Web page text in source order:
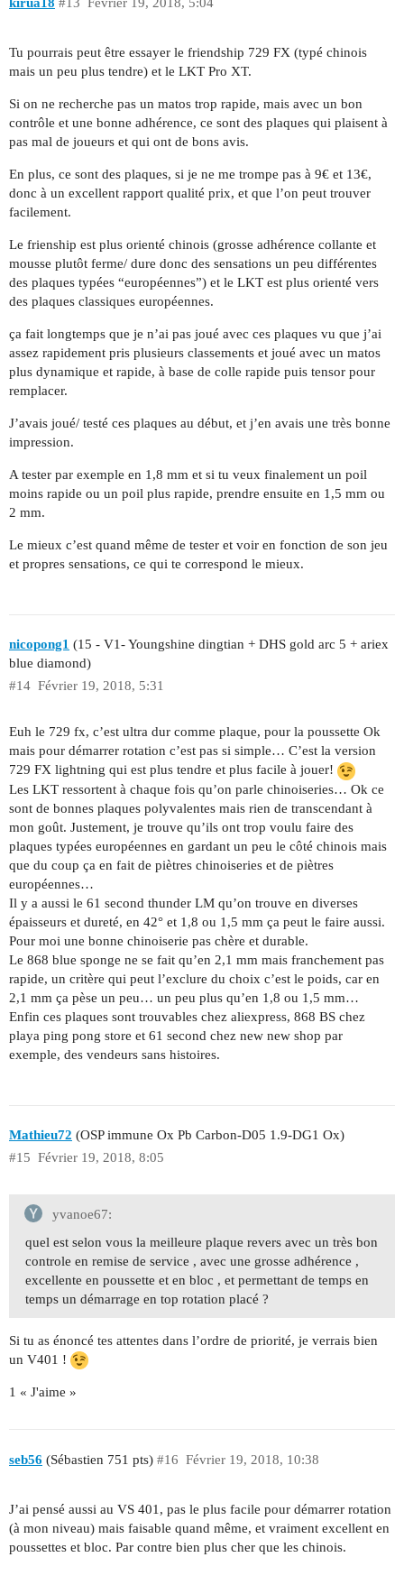
Tu pourrais peut être essayer le friendship 729 FX (typé chinois
mais un peu plus tendre) et le LKT Pro XT.
Si on ne recherche pas un matos trop rapide, mais avec un bon
contrôle et une bonne adhérence, ce sont des plaques qui plaisent à
pas mal de joueurs et qui ont de bons avis.
En plus, ce sont des plaques, si je ne me trompe pas à 9€ et 13€,
donc à un excellent rapport qualité prix, et que l’on peut trouver
facilement.
Le frienship est plus orienté chinois (grosse adhérence collante et
mousse plutôt ferme/ dure donc des sensations un peu différentes
des plaques typées “européennes”) et le LKT est plus orienté vers
des plaques classiques européennes.
ça fait longtemps que je n’ai pas joué avec ces plaques vu que j’ai
assez rapidement pris plusieurs classements et joué avec un matos
plus dynamique et rapide, à base de colle rapide puis tensor pour
remplacer.
J’avais joué/ testé ces plaques au début, et j’en avais une très bonne
impression.
A tester par exemple en 1,8 mm et si tu veux finalement un poil
moins rapide ou un poil plus rapide, prendre ensuite en 1,5 mm ou
2 mm.
Le mieux c’est quand même de tester et voir en fonction de son jeu
et propres sensations, ce qui te correspond le mieux.
nicopong1 (15 - V1- Youngshine dingtian + DHS gold arc 5 + ariex
blue diamond)
Février 19, 2018, 5:31
#14
Euh le 729 fx, c’est ultra dur comme plaque, pour la poussette Ok
mais pour démarrer rotation c’est pas si simple… C’est la version
729 FX lightning qui est plus tendre et plus facile à jouer!
Les LKT ressortent à chaque fois qu’on parle chinoiseries… Ok ce
sont de bonnes plaques polyvalentes mais rien de transcendant à
mon goût. Justement, je trouve qu’ils ont trop voulu faire des
plaques typées européennes en gardant un peu le côté chinois mais
que du coup ça en fait de piètres chinoiseries et de piètres
européennes…
Il y a aussi le 61 second thunder LM qu’on trouve en diverses
épaisseurs et dureté, en 42° et 1,8 ou 1,5 mm ça peut le faire aussi.
Pour moi une bonne chinoiserie pas chère et durable.
Le 868 blue sponge ne se fait qu’en 2,1 mm mais franchement pas
rapide, un critère qui peut l’exclure du choix c’est le poids, car en
2,1 mm ça pèse un peu… un peu plus qu’en 1,8 ou 1,5 mm…
Enfin ces plaques sont trouvables chez aliexpress, 868 BS chez
playa ping pong store et 61 second chez new new shop par
exemple, des vendeurs sans histoires.
Mathieu72 (OSP immune Ox Pb Carbon-D05 1.9-DG1 Ox)
Février 19, 2018, 8:05
#15
yvanoe67:
quel est selon vous la meilleure plaque revers avec un très bon
controle en remise de service , avec une grosse adhérence ,
excellente en poussette et en bloc , et permettant de temps en
temps un démarrage en top rotation placé ?
Si tu as énoncé tes attentes dans l’ordre de priorité, je verrais bien
un V401 !
1 « J'aime »
seb56 (Sébastien 751 pts) Février 19, 2018, 10:38
#16
J’ai pensé aussi au VS 401, pas le plus facile pour démarrer rotation
(à mon niveau) mais faisable quand même, et vraiment excellent en
poussettes et bloc. Par contre bien plus cher que les chinois.